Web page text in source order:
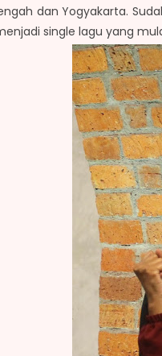
dan Yogyakarta.
single lagu yang